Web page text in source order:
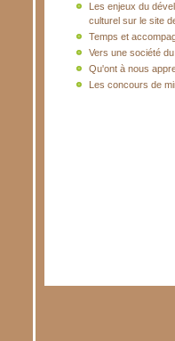
Les enjeux du
culturel sur le site
Temps et
Vers une société
Qu'ont à nous
Les concours de